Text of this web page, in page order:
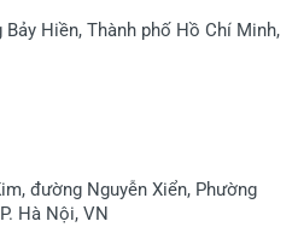
Hiền, Thành phố Hồ Chí Minh,
đường Nguyễn Xiển, Phường
Hà Nội, VN